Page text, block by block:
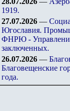
1919.
27.07.2026 —
Югославия.
ФНРЮ -
заключенных.
26.07.2026 —
Благовещенские
года.